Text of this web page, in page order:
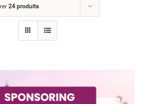
24 produits